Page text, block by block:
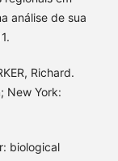
análise de sua
Richard.
New York:
biological